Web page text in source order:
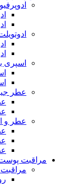
اسپری
عطر
عطر و
مراقبت
مراقبت